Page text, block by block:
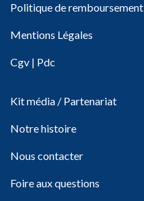
Politique de remboursement
Mentions Légales
Cgv | Pdc
Kit média / Partenariat
Notre histoire
Nous contacter
Foire aux questions